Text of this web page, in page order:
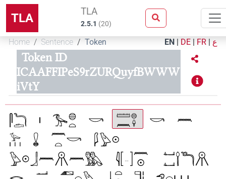
TLA TLA
2.5.1 (20)
Home Sentence Token EN | DE | FR | ع
Token ID
ICAAFFIPeS9rZURQuyfBWWW
iVtY